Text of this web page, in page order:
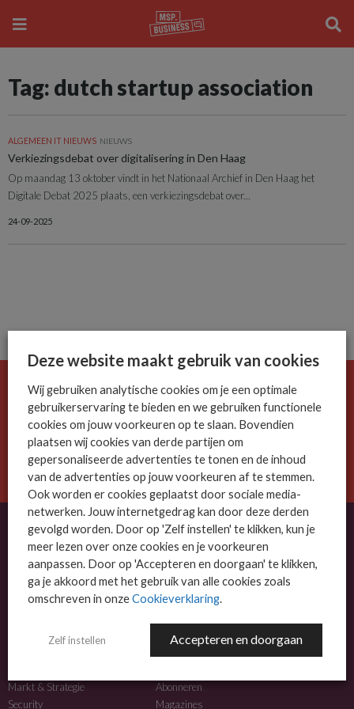
Tag: dutch startup association
ALGEMEEN IT NIEUWS NIEUWS
Verkiezingsdebat over digitalisering in Den Haag
Op maandag 13 oktober vindt in het Nationaal Archief in Den Haag het
Digitale Debat 2025 plaats, een verkiezingsdebat over...
24-09-2025
De ICT-wereld is snel. Mis niets.
Meld je nu aan voor de MSP Business nieuwsbrief.
AANMELDEN
OVER MSP BUSINESS
MSP Business is het kennisplatform voor IT-dienstverleners met MKB-focus.
NIEUWS
Markt & Strategie
Security
MEER INFO
Abonneren
Magazines
Deze website maakt gebruik van cookies
Wij gebruiken analytische cookies om je een optimale
gebruikerservaring te bieden en we gebruiken functionele
cookies om jouw voorkeuren op te slaan. Bovendien
plaatsen wij cookies van derde partijen om
gepersonaliseerde advertenties te tonen en de inhoud
van de advertenties op jouw voorkeuren af te stemmen.
Ook worden er cookies geplaatst door sociale media-
netwerken. Jouw internetgedrag kan door deze derden
gevolgd worden. Door op 'Zelf instellen' te klikken, kun je
meer lezen over onze cookies en je voorkeuren
aanpassen. Door op 'Accepteren en doorgaan' te klikken,
ga je akkoord met het gebruik van alle cookies zoals
omschreven in onzeCookieverklaring.
Zelf instellen Accepteren en doorgaan